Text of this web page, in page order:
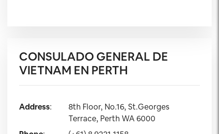
CONSULADO GENERAL DE
VIETNAM EN PERTH
Address:
8th Floor, No.16, St.Georges
Terrace, Perth WA 6000